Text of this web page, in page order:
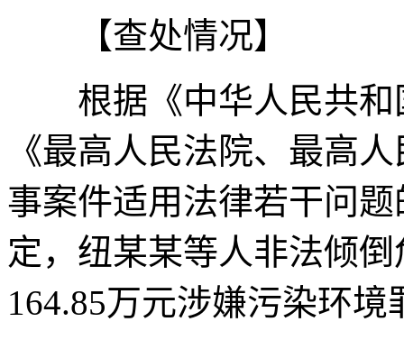
【查处情况】
根据《中华人民共和
《最高人民法院、最高
事案件适用法律若干问
定，纽某某等人非法倾
164.85万元涉嫌污染环境